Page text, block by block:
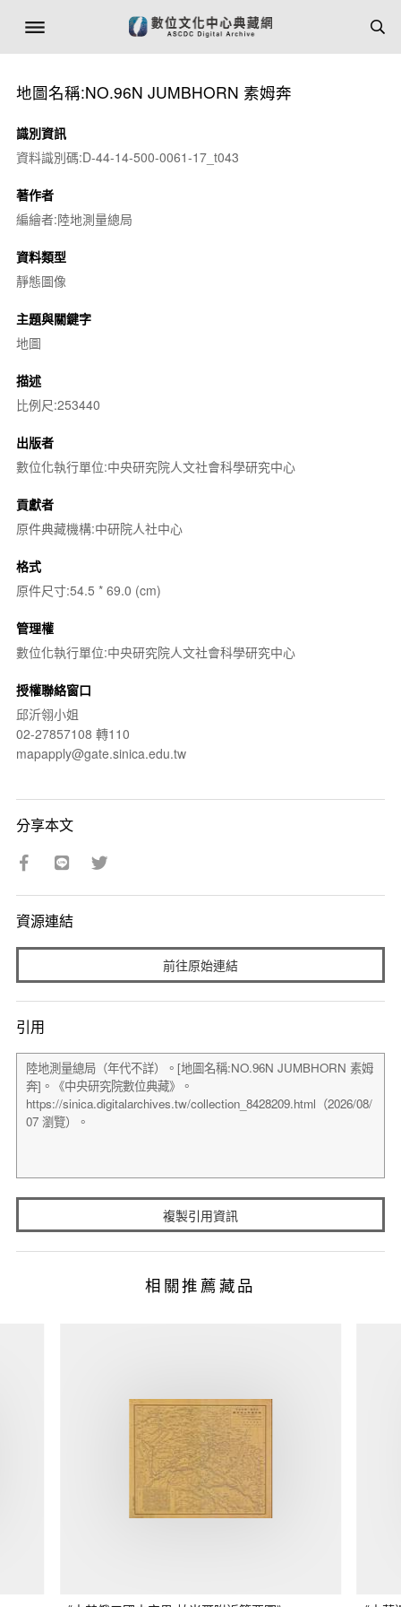
地圖名稱:NO.96N JUMBHORN 素姆奔
識別資訊
資料識別碼:D-44-14-500-0061-17_t043
著作者
編繪者:陸地測量總局
資料類型
靜態圖像
主題與關鍵字
地圖
描述
比例尺:253440
出版者
數位化執行單位:中央研究院人文社會科學研究中心
貢獻者
原件典藏機構:中研院人社中心
格式
原件尺寸:54.5 * 69.0 (cm)
管理權
數位化執行單位:中央研究院人文社會科學研究中心
授權聯絡窗口
邱沂翎小姐
02-27857108 轉110
mapapply@gate.sinica.edu.tw
分享本文
資源連結
前往原始連結
引用
複製引用資訊
相關推薦藏品